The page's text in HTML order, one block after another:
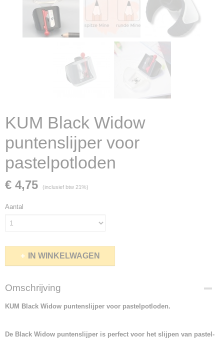
KUM Black Widow
puntenslijper voor
pastelpotloden
€ 4,75 (inclusief btw 21%)
Aantal
IN WINKELWAGEN
Omschrijving
KUM Black Widow puntenslijper voor pastelpotloden.
De Black Widow puntenslijper is perfect voor het slijpen van pastel-